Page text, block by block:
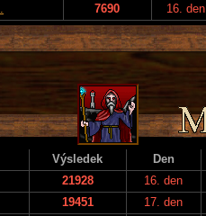
7690 16. den
Výsledek Den
21928 16. den
19451 17. den